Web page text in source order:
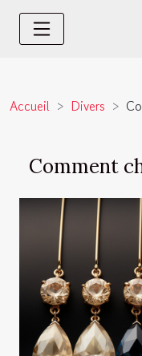
Accueil Divers
Comment